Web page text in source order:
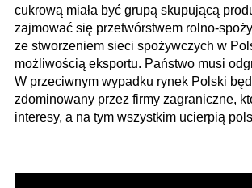
cukrową miała być grupą skupującą
zajmować się przetwórstwem rolno-
ze stworzeniem sieci spożywczych w
możliwością eksportu. Państwo musi
W przeciwnym wypadku rynek Polski
zdominowany przez firmy zagraniczne,
interesy, a na tym wszystkim ucierpią